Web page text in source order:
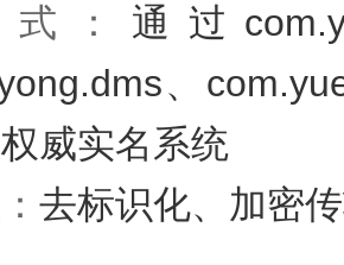
： 通过
、
威实名系统
去标识化、加密